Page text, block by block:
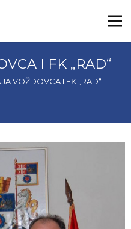
I FK „RAD“
VOŽDOVCA I FK „RAD“